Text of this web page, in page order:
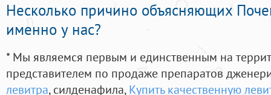
Несколько причино объясняющих
именно у нас?
* Мы являемся первым и единственным на
представителем по продаже препаратов
левитра, силденафила, Купить качественную